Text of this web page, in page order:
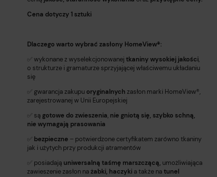
Cena dotyczy 1 sztuki
Dlaczego warto wybrać zasłony HomeView®️:
✅ wykonane z wyselekcjonowanej tkaniny wysokiej jakości,
o strukturze i gramaturze sprzyjającej właściwemu układaniu
się
✅ gwarancja zakupu oryginalnych zasłon marki HomeView®️,
zarejestrowanej w Unii Europejskiej
✅ są gotowe do zwieszenia, nie gniotą się, szybko schną,
nie wymagają prasowania
✅ bezpieczne – potwierdzone certyfikatem zarówno tkaniny
jak i użytych przy produkcji atramentów
✅ posiadają uniwersalną taśmę marszczącą, umożliwiająca
zawieszenie zasłon na żabki, haczyki a także na tunel